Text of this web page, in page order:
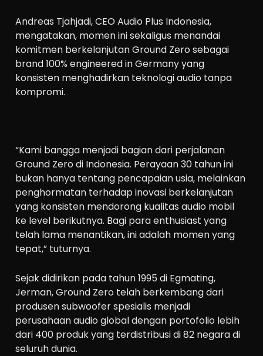
Andreas Tjahjadi, CEO Audio Plus Indonesia,
mengatakan, momen ini sekaligus menandai
komitmen berkelanjutan Ground Zero sebagai
brand 100% engineered in Germany yang
konsisten menghadirkan teknologi audio tanpa
kompromi.
“Kami bangga menjadi bagian dari perjalanan
Ground Zero di Indonesia. Perayaan 30 tahun ini
bukan hanya tentang pencapaian usia, melainkan
penghormatan terhadap inovasi berkelanjutan
yang konsisten mendorong kualitas audio mobil
ke level berikutnya. Bagi para enthusiast yang
telah lama menantikan, ini adalah momen yang
tepat,” tuturnya.
Sejak didirikan pada tahun 1995 di Egmating,
Jerman, Ground Zero telah berkembang dari
produsen subwoofer spesialis menjadi
perusahaan audio global dengan portofolio lebih
dari 400 produk yang terdistribusi di 82 negara di
seluruh dunia.